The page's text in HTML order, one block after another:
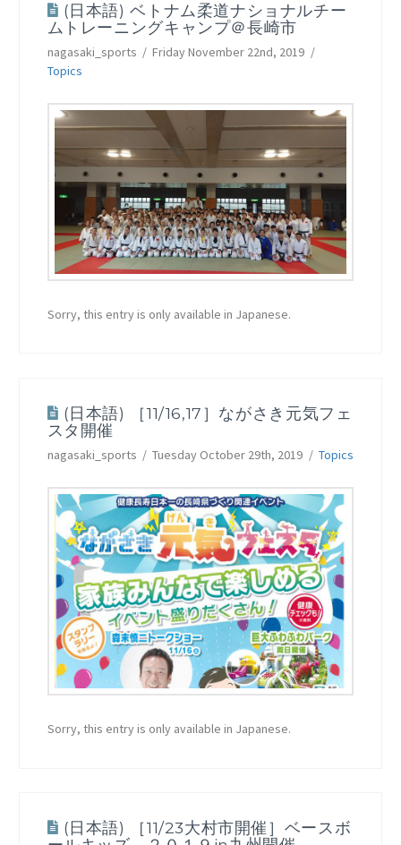
(日本語) ベトナム柔道ナショナルチー
ムトレーニングキャンプ＠長崎市
nagasaki_sports
Friday November 22nd, 2019
Topics
Sorry, this entry is only available in Japanese.
(日本語) ［11/16,17］ながさき元気フェ
スタ開催
nagasaki_sports Tuesday October 29th, 2019 Topics
Sorry, this entry is only available in Japanese.
(日本語) ［11/23大村市開催］ベースボ